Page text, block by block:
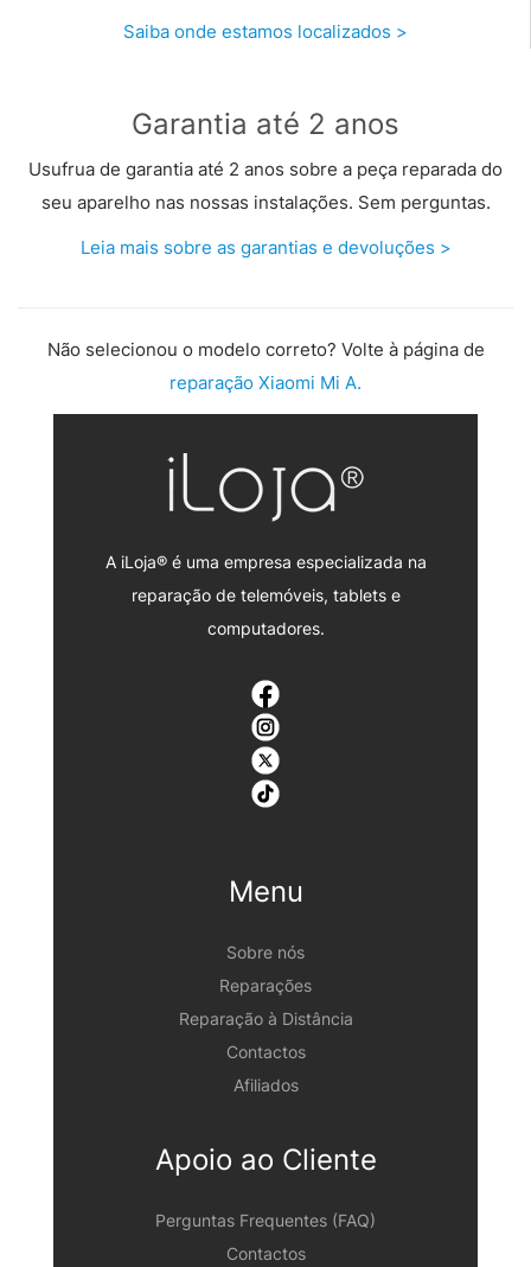
Saiba onde estamos localizados >
Garantia até 2 anos
Usufrua de garantia até 2 anos sobre a peça reparada do
seu aparelho nas nossas instalações. Sem perguntas.
Leia mais sobre as garantias e devoluções >
Não selecionou o modelo correto? Volte à página de
reparação Xiaomi Mi A.
A iLoja® é uma empresa especializada na
reparação de telemóveis, tablets e
computadores.
Menu
Sobre nós
Reparações
Reparação à Distância
Contactos
Afiliados
Apoio ao Cliente
Perguntas Frequentes (FAQ)
Contactos